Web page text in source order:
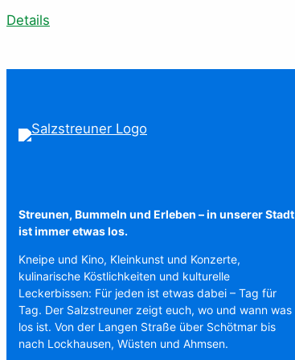
Details
Streunen, Bummeln und Erleben – in unserer Stadt
ist immer etwas los.
Kneipe und Kino, Kleinkunst und Konzerte,
kulinarische Köstlichkeiten und kulturelle
Leckerbissen: Für jeden ist etwas dabei – Tag für
Tag. Der Salzstreuner zeigt euch, wo und wann was
los ist. Von der Langen Straße über Schötmar bis
nach Lockhausen, Wüsten und Ahmsen.